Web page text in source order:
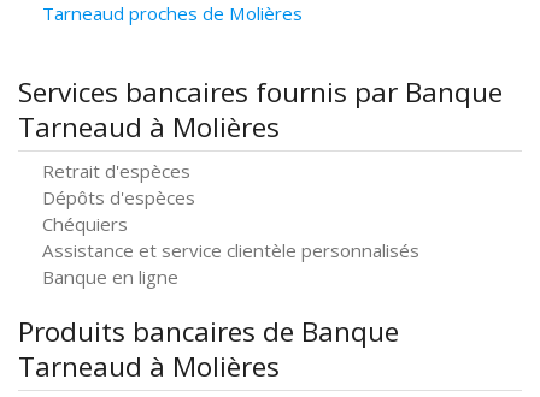
Tarneaud proches de Molières
Services bancaires fournis par Banque
Tarneaud à Molières
Retrait d'espèces
Dépôts d'espèces
Chéquiers
Assistance et service clientèle personnalisés
Banque en ligne
Produits bancaires de Banque
Tarneaud à Molières